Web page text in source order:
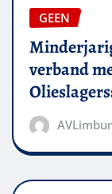
GEEN
verband